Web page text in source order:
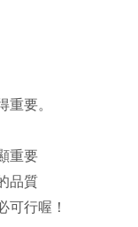
重要。
重要
品質
可行喔！